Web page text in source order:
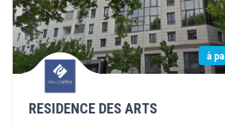
à
RESIDENCE L’ENCLOS DE LA
STUDIO T1 T2